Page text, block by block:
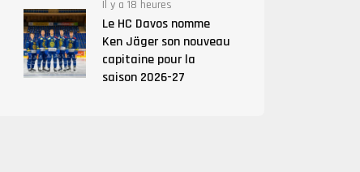
Il y a 18 heures
Le HC Davos nomme
Ken Jäger son nouveau
capitaine pour la
saison 2026-27